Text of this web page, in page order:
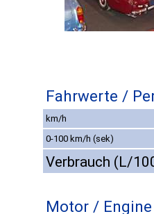
Fahrwerte /
km/h
0-100 km/h (sek)
Verbrauch (L/
Motor / Engine